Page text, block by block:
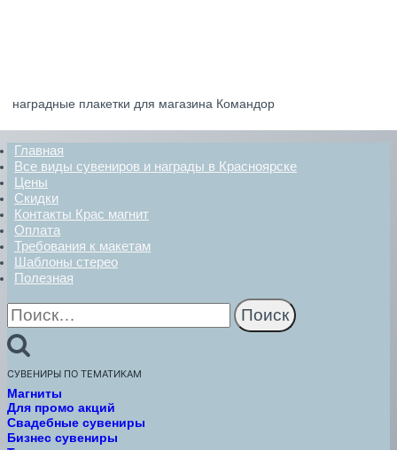
наградные плакетки для магазина Командор
Главная
Все виды сувениров и награды в Красноярске
Цены
Скидки
Контакты Крас магнит
Оплата
Требования к макетам
Шаблоны стерео
Полезная
Найти:
СУВЕНИРЫ ПО ТЕМАТИКАМ
Магниты
Для промо акций
Свадебные сувениры
Бизнес сувениры